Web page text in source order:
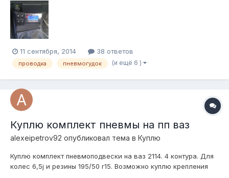
11 сентября, 2014 38 ответов
проводка пневмогудок (и ещё 6 )
Куплю комплект пневмы на пп ваз
alexeipetrov92 опубликовал тема в Куплю
Куплю комплект пневмоподвески на ваз 2114. 4 контура. Для
колес 6,5j и резины 195/50 r15. Возможно куплю крепления